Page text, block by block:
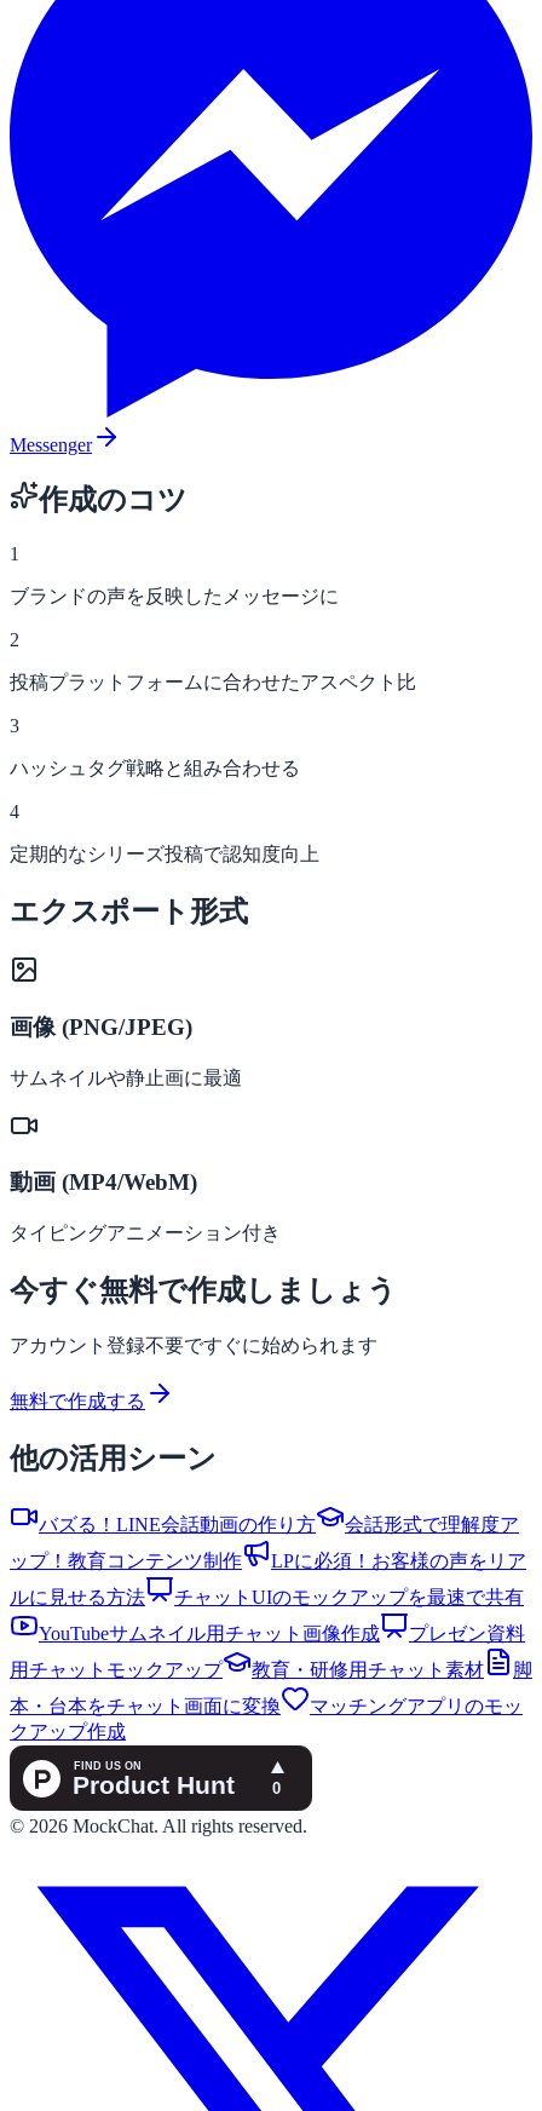
Messenger
作成のコツ
1
ブランドの声を反映したメッセージに
2
投稿プラットフォームに合わせたアスペクト比
3
ハッシュタグ戦略と組み合わせる
4
定期的なシリーズ投稿で認知度向上
エクスポート形式
画像 (PNG/JPEG)
サムネイルや静止画に最適
動画 (MP4/WebM)
タイピングアニメーション付き
今すぐ無料で作成しましょう
アカウント登録不要ですぐに始められます
無料で作成する
他の活用シーン
バズる！LINE会話動画の作り方
会話形式で理解度ア
ップ！教育コンテンツ制作
LPに必須！お客様の声をリア
ルに見せる方法
チャットUIのモックアップを最速で共有
YouTubeサムネイル用チャット画像作成
プレゼン資料
用チャットモックアップ
教育・研修用チャット素材
脚
本・台本をチャット画面に変換
マッチングアプリのモッ
クアップ作成
© 2026 MockChat. All rights reserved.